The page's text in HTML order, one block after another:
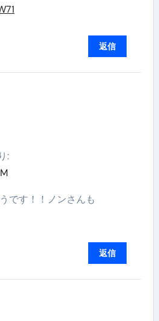
返信
:
です！！ノンさんも
返信